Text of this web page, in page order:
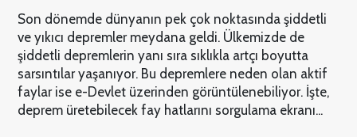
Son dönemde dünyanın pek çok noktasında şiddetli
ve yıkıcı depremler meydana geldi. Ülkemizde de
şiddetli depremlerin yanı sıra sıklıkla artçı boyutta
sarsıntılar yaşanıyor. Bu depremlere neden olan aktif
faylar ise e-Devlet üzerinden görüntülenebiliyor. İşte,
deprem üretebilecek fay hatlarını sorgulama ekranı...